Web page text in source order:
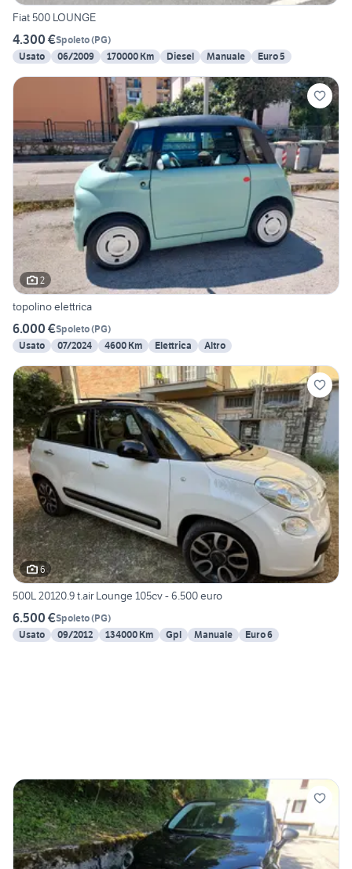
Fiat 500 LOUNGE
4.300 €Spoleto(PG)
Usato
06/2009 170000 Km Diesel Manuale Euro 5
2
topolino elettrica
6.000 €Spoleto(PG)
Usato
07/2024 4600 Km Elettrica Altro
6
500L 20120.9 t.air Lounge 105cv - 6.500 euro
6.500 €Spoleto(PG)
Usato
09/2012 134000 Km Gpl Manuale Euro 6